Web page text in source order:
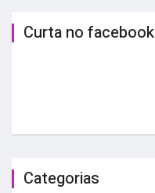
Curta no facebook
Categorias